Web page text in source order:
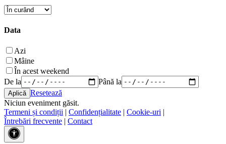
Data
Azi
Mâine
În acest weekend
De la
Până la
Resetează
Niciun eveniment găsit.
Termeni și condiții | Confidențialitate | Cookie-uri |
Întrebări frecvente | Contact